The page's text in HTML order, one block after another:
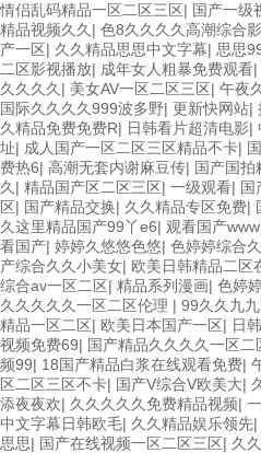
情侣乱码精品一区二区三区| 国产一级
精品视频久久 | 色8久久久久高潮综合
产一区| 久久精品思思中文字幕| 思思
二区影视播放| 成年女人粗暴免费观看|
久久久久 | 美女AV一区二区三区| 午夜
国际久久久久999波多野| 更新快网站|
久精品免费免费R| 日韩看片超清电影|
址| 成人国产一区二区三区精品不卡|
费热6| 高潮无套内谢麻豆传| 国产国拍
久 | 精品国产区二区三区| 一级观看| 国
区| 国产精品交换| 久久精品专区免费|
久这里精品国产99丫e6| 观看国产www
看国产| 婷婷久悠悠色悠| 色婷婷综合
产综合久久小美女| 欧美日韩精品二区
综合av一区二区| 精品系列漫画| 色婷
久久久久久一区二区伦理 | 99久久九
精品一区二区| 欧美日本国产一区| 日
视频免费69| 国产精品久久久久一区二
频99| 18国产精品白浆在线观看免费|
区二区三区不卡| 国产V综合V欧美大|
添夜夜欢| 久久久久久免费精品视频|
中文字幕日韩欧毛| 久久精品娱乐领先|
思思| 国产在线视频一区二区三区| 久